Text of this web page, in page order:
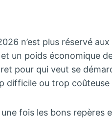
n’est plus réservé
et un poids économique
pour qui veut se
difficile ou trop coûteuse
fois les bons repères